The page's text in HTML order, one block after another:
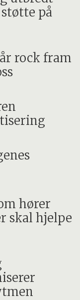
på
rock fram
hører
skal hjelpe